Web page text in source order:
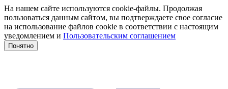
На нашем сайте используются cookie-файлы. Продолжая
пользоваться данным сайтом, вы подтверждаете свое согласие
на использование файлов cookie в соответствии с настоящим
уведомлением и Пользовательским соглашением
Понятно